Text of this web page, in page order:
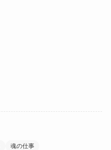
魂の仕事